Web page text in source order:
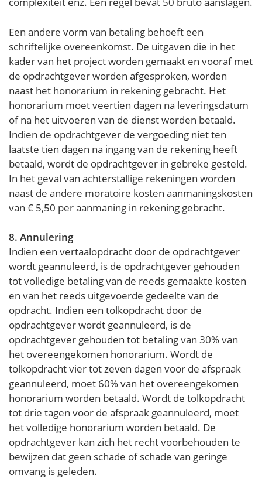
Een andere vorm van betaling behoeft een
schriftelijke overeenkomst. De uitgaven die in het
kader van het project worden gemaakt en vooraf met
de opdrachtgever worden afgesproken, worden
naast het honorarium in rekening gebracht. Het
honorarium moet veertien dagen na leveringsdatum
of na het uitvoeren van de dienst worden betaald.
Indien de opdrachtgever de vergoeding niet ten
laatste tien dagen na ingang van de rekening heeft
betaald, wordt de opdrachtgever in gebreke gesteld.
In het geval van achterstallige rekeningen worden
naast de andere moratoire kosten aanmaningskosten
van € 5,50 per aanmaning in rekening gebracht.
8. Annulering
Indien een vertaalopdracht door de opdrachtgever
wordt geannuleerd, is de opdrachtgever gehouden
tot volledige betaling van de reeds gemaakte kosten
en van het reeds uitgevoerde gedeelte van de
opdracht. Indien een tolkopdracht door de
opdrachtgever wordt geannuleerd, is de
opdrachtgever gehouden tot betaling van 30% van
het overeengekomen honorarium. Wordt de
tolkopdracht vier tot zeven dagen voor de afspraak
geannuleerd, moet 60% van het overeengekomen
honorarium worden betaald. Wordt de tolkopdracht
tot drie tagen voor de afspraak geannuleerd, moet
het volledige honorarium worden betaald. De
opdrachtgever kan zich het recht voorbehouden te
bewijzen dat geen schade of schade van geringe
omvang is geleden.